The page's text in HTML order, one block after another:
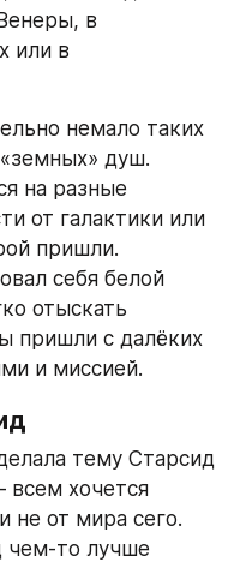
в
или в
немало таких
душ.
на разные
от галактики или
пришли.
себя белой
отыскать
пришли с далёких
и миссией.
тему Старсид
всем хочется
не от мира сего.
чем-то лучше